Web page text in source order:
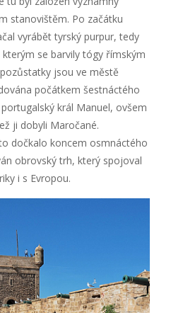
stanovištěm. Po začátku
vyrábět tyrský purpur, tedy
se barvily tógy římským
jsou ve městě
počátkem šestnáctého
král Manuel, ovšem
ji dobyli Maročané.
dočkalo koncem osmnáctého
obrovský trh, který spojoval
i s Evropou.